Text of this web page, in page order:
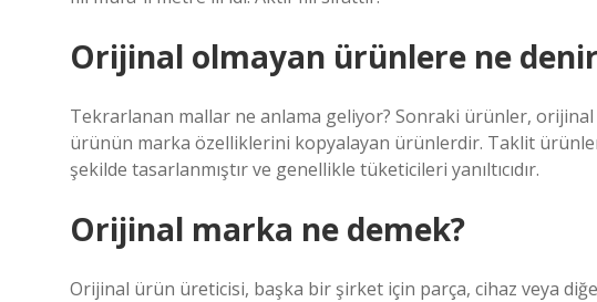
Orijinal olmayan ürünlere ne
Tekrarlanan mallar ne anlama geliyor? Sonraki ürünler,
ürünün marka özelliklerini kopyalayan ürünlerdir. Taklit
şekilde tasarlanmıştır ve genellikle tüketicileri yanıltıcıdır.
Orijinal marka ne demek?
Orijinal ürün üreticisi, başka bir şirket için parça, cihaz veya